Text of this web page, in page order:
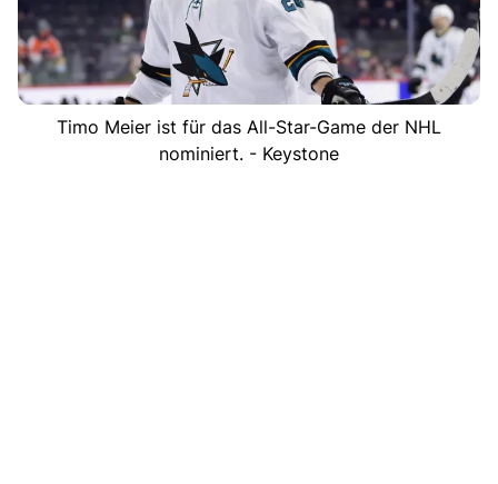
Timo Meier ist für das All-Star-Game der NHL
nominiert. - Keystone